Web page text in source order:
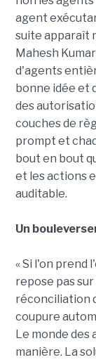
agent
suite apparaît
Mahesh
d'agents
bonne idée et
des
couches de
prompt et
bout en bout
et les actions
auditable.
Un
« Si l'on prend
repose pas
réconciliation
coupure
Le monde des
manière. La